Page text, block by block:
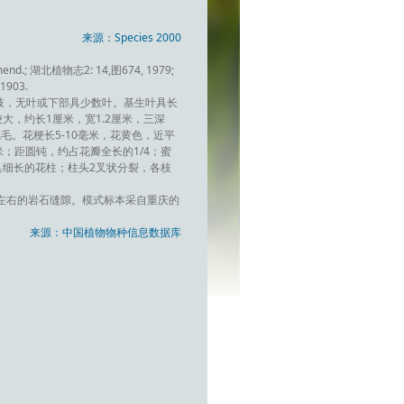
来源：Species 2000
湖北植物志2: 14,图674, 1979;
无叶或下部具少数叶。基生叶具长
，约长1厘米，宽1.2厘米，三深
。花梗长5-10毫米，花黄色，近平
距圆钝，约占花瓣全长的1/4；蜜
长的花柱；柱头2叉状分裂，各枝
的岩石缝隙。模式标本采自重庆的
来源：中国植物物种信息数据库